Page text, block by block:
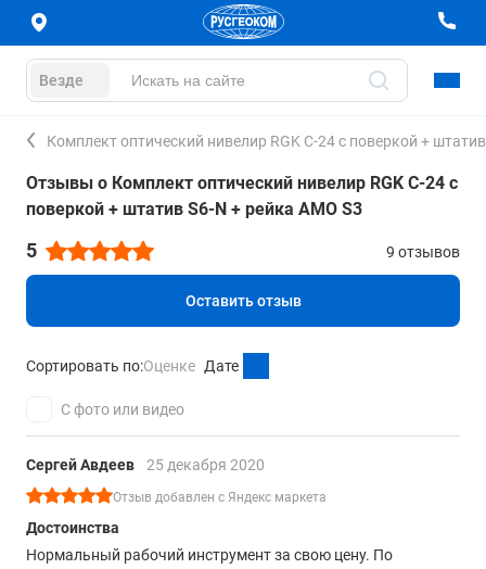
Везде
Комплект оптический нивелир RGK C-24 с поверкой +
Отзывы о Комплект оптический нивелир RGK C-24 с
поверкой + штатив S6-N + рейка AMO S3
5 9 отзывов
Оставить отзыв
Сортировать по:Оценке Дате
С фото или видео
Сергей Авдеев 25 декабря 2020
Отзыв добавлен с Яндекс маркета
Достоинства
Нормальный рабочий инструмент за свою цену. По